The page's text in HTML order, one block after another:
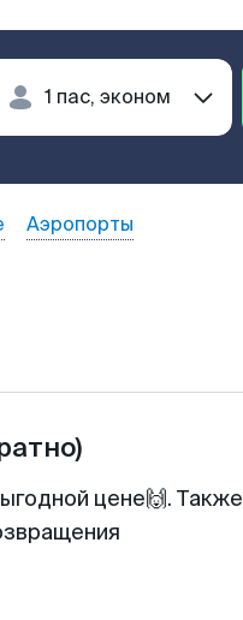
Аэропорты
цене🙌. Также